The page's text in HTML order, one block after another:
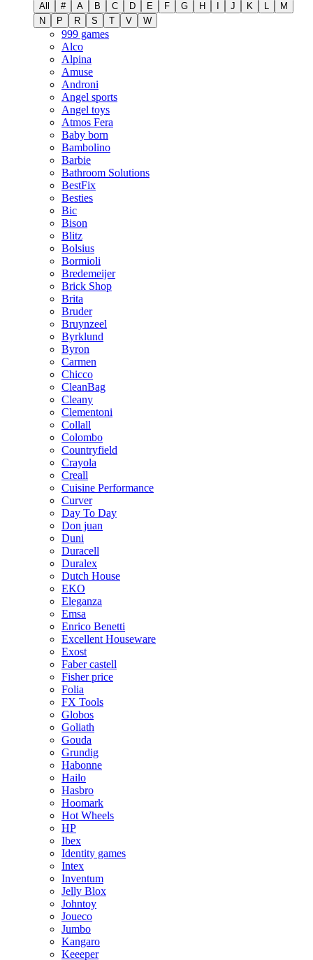
All # A B C D E F G H J K L
M
N
P R S T V W
999 games
Alco
Alpina
Amuse
Androni
Angel sports
Angel toys
Atmos Fera
Baby born
Bambolino
Barbie
Bathroom Solutions
BestFix
Besties
Bic
Bison
Blitz
Bolsius
Bormioli
Bredemeijer
Brick Shop
Brita
Bruder
Bruynzeel
Byrklund
Byron
Carmen
Chicco
CleanBag
Cleany
Clementoni
Collall
Colombo
Countryfield
Crayola
Creall
Cuisine Performance
Curver
Day To Day
Don juan
Duni
Duracell
Duralex
Dutch House
EKO
Eleganza
Emsa
Enrico Benetti
Excellent Houseware
Exost
Faber castell
Fisher price
Folia
FX Tools
Globos
Goliath
Gouda
Grundig
Habonne
Hailo
Hasbro
Hoomark
Hot Wheels
HP
Ibex
Identity games
Intex
Inventum
Jelly Blox
Johntoy
Joueco
Jumbo
Kangaro
Keeeper